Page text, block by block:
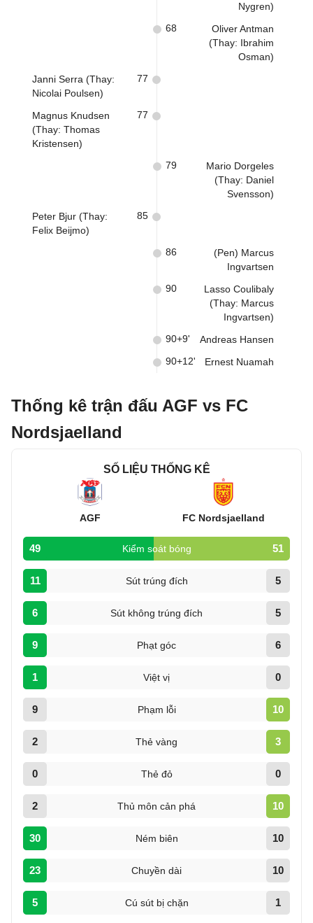
Nygren)
Oliver Antman
(Thay: Ibrahim
Osman)
68
Janni Serra (Thay:
Nicolai Poulsen)
77
Magnus Knudsen
(Thay: Thomas
Kristensen)
77
Mario Dorgeles
(Thay: Daniel
Svensson)
79
Peter Bjur (Thay:
Felix Beijmo)
85
(Pen) Marcus
Ingvartsen
86
Lasso Coulibaly
(Thay: Marcus
Ingvartsen)
90
Andreas Hansen
90+9'
Ernest Nuamah
90+12'
Thống kê trận đấu AGF vs FC
Nordsjaelland
SỐ LIỆU THỐNG KÊ
AGF FC Nordsjaelland
49 Kiểm soát bóng 51
11 Sút trúng đích 5
6 Sút không trúng đích 5
9 Phạt góc 6
1 Việt vị 0
9 Phạm lỗi 10
2 Thẻ vàng 3
0 Thẻ đỏ 0
2 Thủ môn cản phá 10
30 Ném biên 10
23 Chuyền dài 10
5 Cú sút bị chặn 1